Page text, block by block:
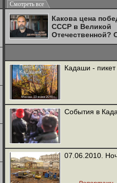
Смотреть все
Какова цена
СССР в Великой
Отечественной?
Двуреченский о
Кадаши -
События в
07.06.2010.